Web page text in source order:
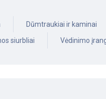
Dūmtraukiai ir kaminai
siurbliai Vėdinimo